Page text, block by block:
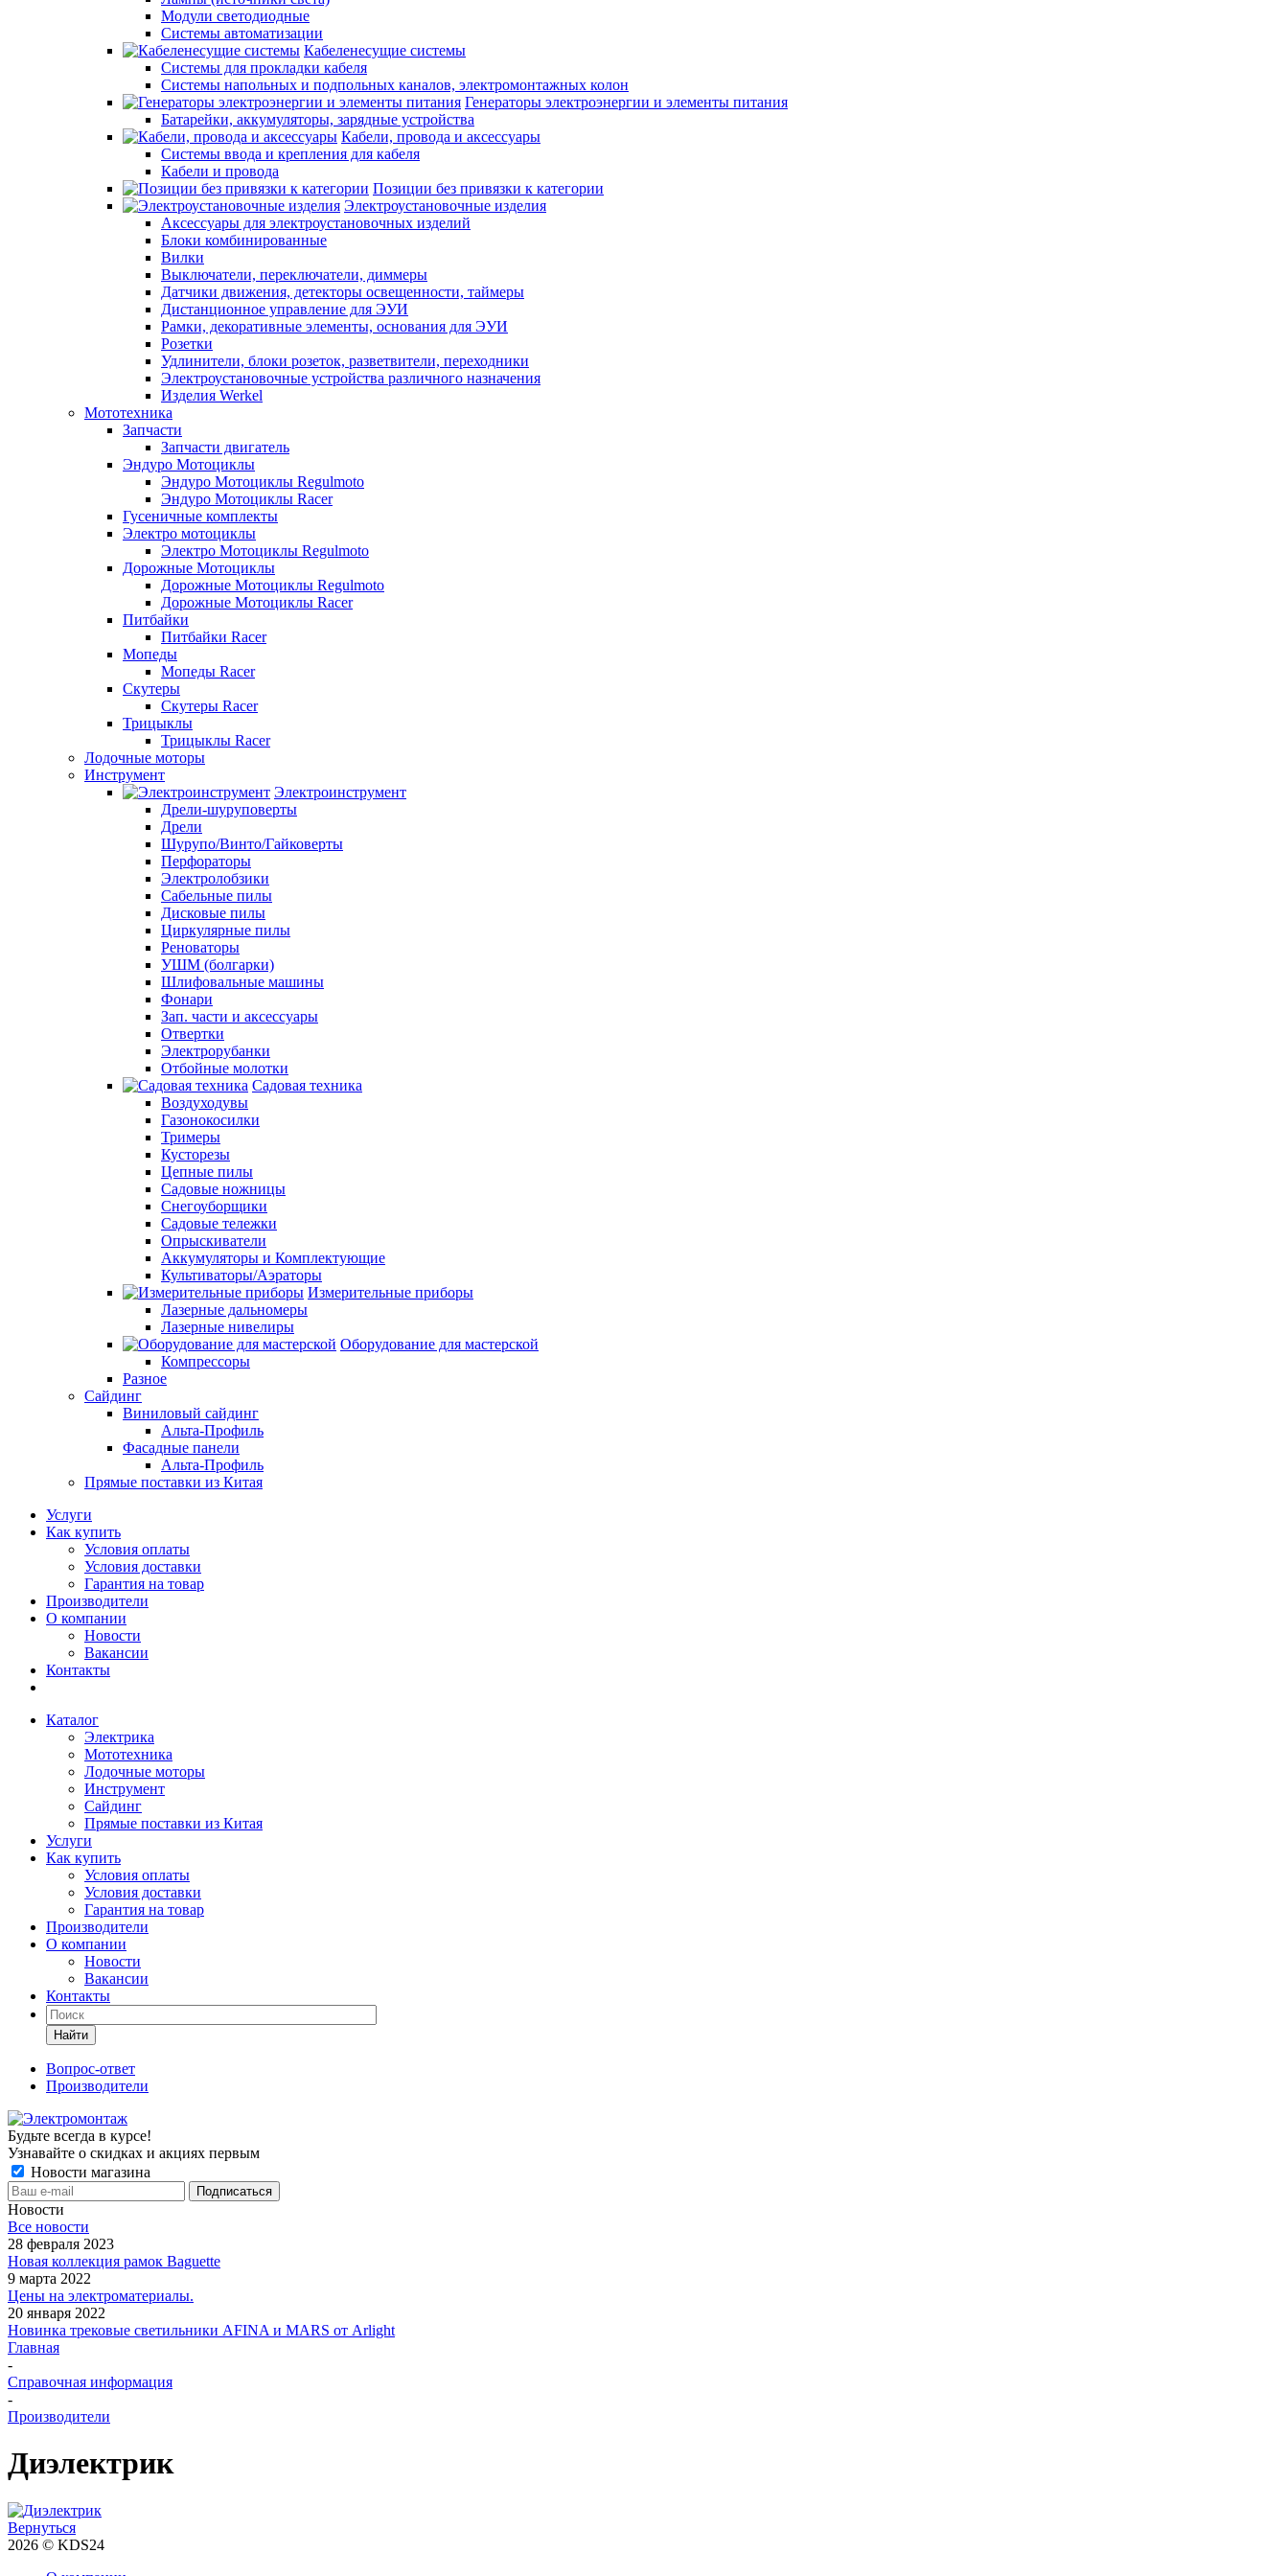
Модули светодиодные
Системы автоматизации
Кабеленесущие системы
Системы для прокладки кабеля
Системы напольных и подпольных каналов, электромонтажных колон
Генераторы электроэнергии и элементы питания
Батарейки, аккумуляторы, зарядные устройства
Кабели, провода и аксессуары
Системы ввода и крепления для кабеля
Кабели и провода
Позиции без привязки к категории
Электроустановочные изделия
Аксессуары для электроустановочных изделий
Блоки комбинированные
Вилки
Выключатели, переключатели, диммеры
Датчики движения, детекторы освещенности, таймеры
Дистанционное управление для ЭУИ
Рамки, декоративные элементы, основания для ЭУИ
Розетки
Удлинители, блоки розеток, разветвители, переходники
Электроустановочные устройства различного назначения
Изделия Werkel
Мототехника
Запчасти
Запчасти двигатель
Эндуро Мотоциклы
Эндуро Мотоциклы Regulmoto
Эндуро Мотоциклы Racer
Гусеничные комплекты
Электро мотоциклы
Электро Мотоциклы Regulmoto
Дорожные Мотоциклы
Дорожные Мотоциклы Regulmoto
Дорожные Мотоциклы Racer
Питбайки
Питбайки Racer
Мопеды
Мопеды Racer
Скутеры
Скутеры Racer
Трицыклы
Трицыклы Racer
Лодочные моторы
Инструмент
Электроинструмент
Дрели-шуруповерты
Дрели
Шурупо/Винто/Гайковерты
Перфораторы
Электролобзики
Сабельные пилы
Дисковые пилы
Циркулярные пилы
Реноваторы
УШМ (болгарки)
Шлифовальные машины
Фонари
Зап. части и аксессуары
Отвертки
Электрорубанки
Отбойные молотки
Садовая техника
Воздуходувы
Газонокосилки
Тримеры
Кусторезы
Цепные пилы
Садовые ножницы
Снегоуборщики
Садовые тележки
Опрыскиватели
Аккумуляторы и Комплектующие
Культиваторы/Аэраторы
Измерительные приборы
Лазерные дальномеры
Лазерные нивелиры
Оборудование для мастерской
Компрессоры
Разное
Сайдинг
Виниловый сайдинг
Альта-Профиль
Фасадные панели
Альта-Профиль
Прямые поставки из Китая
Услуги
Как купить
Условия оплаты
Условия доставки
Гарантия на товар
Производители
О компании
Новости
Вакансии
Контакты
Каталог
Электрика
Мототехника
Лодочные моторы
Инструмент
Сайдинг
Прямые поставки из Китая
Услуги
Как купить
Условия оплаты
Условия доставки
Гарантия на товар
Производители
О компании
Новости
Вакансии
Контакты
Найти
Вопрос-ответ
Производители
Будьте всегда в курсе!
Узнавайте о скидках и акциях первым
Новости магазина
Новости
Все новости
28 февраля 2023
Новая коллекция рамок Baguette
9 марта 2022
Цены на электроматериалы.
20 января 2022
Новинка трековые светильники AFINA и MARS от Arlight
Главная
-
Справочная информация
-
Производители
Диэлектрик
Вернуться
2026 © KDS24